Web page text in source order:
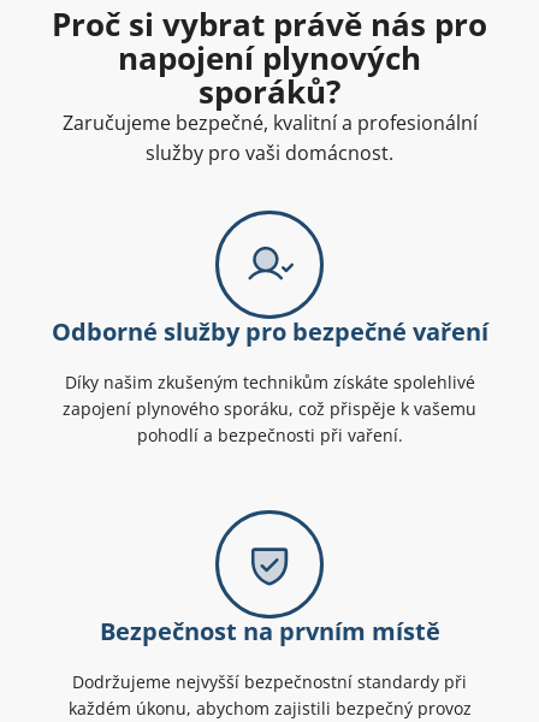
Proč si vybrat právě nás pro
napojení plynových
sporáků?
Zaručujeme bezpečné, kvalitní a profesionální
služby pro vaši domácnost.
Odborné služby pro bezpečné vaření
Díky našim zkušeným technikům získáte spolehlivé
zapojení plynového sporáku, což přispěje k vašemu
pohodlí a bezpečnosti při vaření.
Bezpečnost na prvním místě
Dodržujeme nejvyšší bezpečnostní standardy při
každém úkonu, abychom zajistili bezpečný provoz